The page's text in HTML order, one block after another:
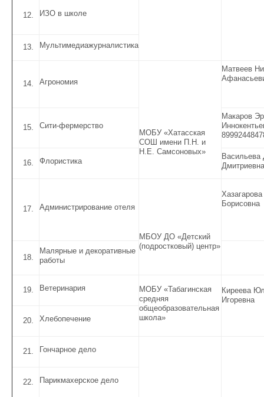
ИЗО в школе
Мультимедиажурналистика
Агрономия
МОБУ «Хатасская
СОШ имени П.Н. и
Н.Е. Самсоновых»
Матвеев
Сити-фермерство
Макаров
Флористика
Васильева
Дмитриевна
Администрирование отеля
МБОУ ДО «Детский
(подростковый) центр»
Борисовна
Малярные и декоративные
работы
Ветеринария
МОБУ «Табагинская
средняя
общеобразовательная
школа»
Киреева
Игоревна
Хлебопечение
Гончарное дело
Парикмахерское дело